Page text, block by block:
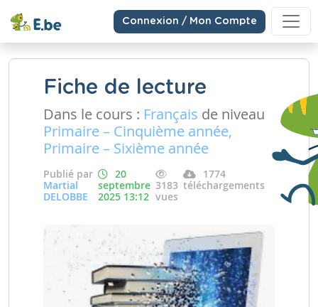
Connexion / Mon Compte
Fiche de lecture
Dans le cours : Français de niveau
Primaire – Cinquième année,
Primaire – Sixième année
Publié par
Martial
DELOBBE
20
septembre
2025 13:12
3183
vues
1774
téléchargements